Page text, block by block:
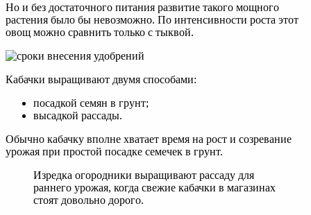
Но и без достаточного питания развитие такого мощного
растения было бы невозможно. По интенсивности роста этот
овощ можно сравнить только с тыквой.
Кабачки выращивают двумя способами:
посадкой семян в грунт;
высадкой рассады.
Обычно кабачку вполне хватает время на рост и созревание
урожая при простой посадке семечек в грунт.
Изредка огородники выращивают рассаду для
раннего урожая, когда свежие кабачки в магазинах
стоят довольно дорого.